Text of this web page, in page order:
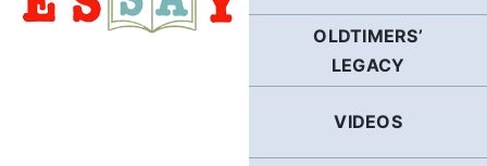
OLDTIMERS’
LEGACY
VIDEOS